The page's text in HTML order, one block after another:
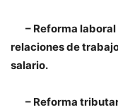
– Reforma laboral
relaciones de
salario.
– Reforma